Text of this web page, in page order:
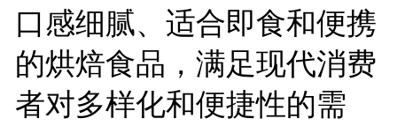
口感细腻、适合即食和便携
的烘焙食品，满足现代消费
者对多样化和便捷性的需